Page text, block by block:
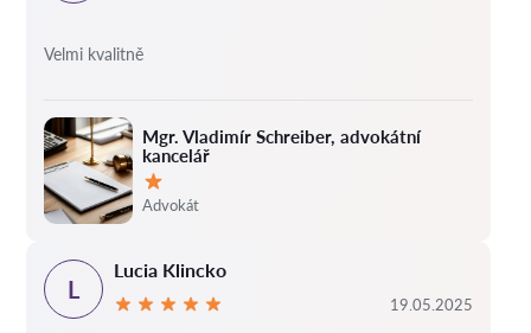
Mgr. Vladimír Schreiber, advokátní
kancelář
Hodnocení:
Advokát
Velmi kvalitně
L
Lucia Klincko
19.05.2025